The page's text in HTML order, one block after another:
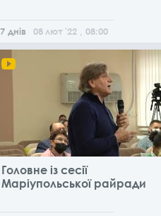
7 днів 08 лют '22, 08:00
Головне із сесії
Маріупольської райради